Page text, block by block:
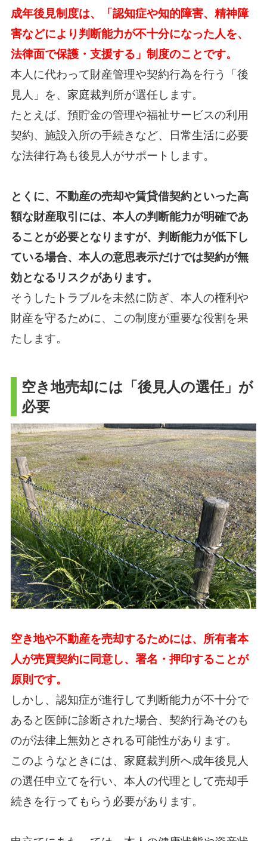
成年後見制度は、「認知症や知的障害、精神障
害などにより判断能力が不十分になった人を、
法律面で保護・支援する」制度のことです。
本人に代わって財産管理や契約行為を行う「後
見人」を、家庭裁判所が選任します。
たとえば、預貯金の管理や福祉サービスの利用
契約、施設入所の手続きなど、日常生活に必要
な法律行為も後見人がサポートします。
とくに、不動産の売却や賃貸借契約といった高
額な財産取引には、本人の判断能力が明確であ
ることが必要となりますが、判断能力が低下し
ている場合、本人の意思表示だけでは契約が無
効となるリスクがあります。
そうしたトラブルを未然に防ぎ、本人の権利や
財産を守るために、この制度が重要な役割を果
たします。
空き地売却には「後見人の選任」が
必要
空き地や不動産を売却するためには、所有者本
人が売買契約に同意し、署名・押印することが
原則です。
しかし、認知症が進行して判断能力が不十分で
あると医師に診断された場合、契約行為そのも
のが法律上無効とされる可能性があります。
このようなときには、家庭裁判所へ成年後見人
の選任申立てを行い、本人の代理として売却手
続きを行ってもらう必要があります。